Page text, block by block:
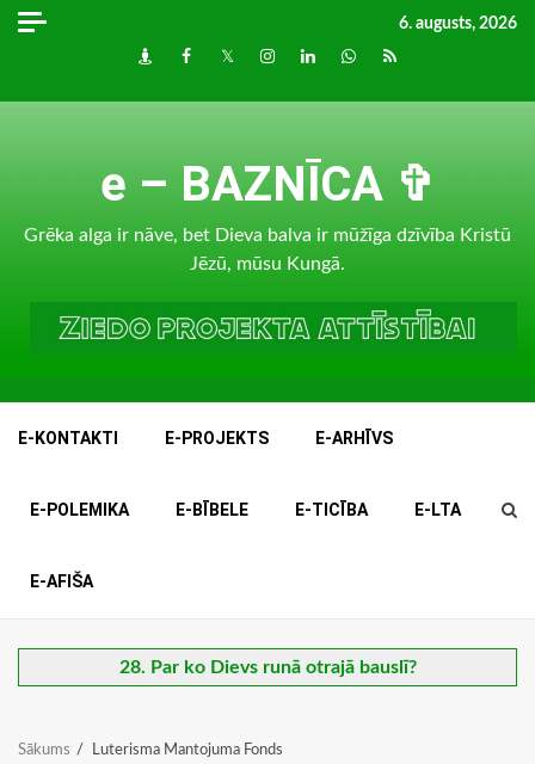
Skip
6. augusts, 2026
DraugiemFacebook
TwitterInstagram
LinkedInwhatsapp
RSS
e – BAZNĪCA ✞
Grēka alga ir nāve, bet Dieva balva ir mūžīga dzīvība Kristū
Jēzū, mūsu Kungā.
E-KONTAKTI E-PROJEKTS E-ARHĪVS
E-POLEMIKA E-BĪBELE E-TICĪBA E-LTA
E-AFIŠA
28. Par ko Dievs runā otrajā bauslī?
Sākums Luterisma Mantojuma Fonds